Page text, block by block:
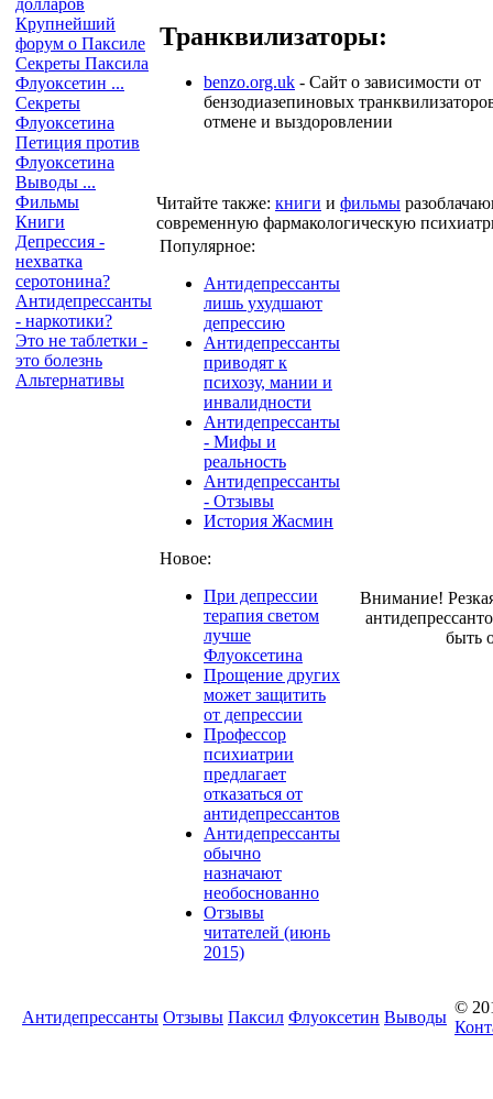
долларов
Крупнейший
форум о Паксиле
Секреты Паксила
Флуоксетин ...
Секреты
Флуоксетина
Петиция против
Флуоксетина
Выводы ...
Фильмы
Книги
Депрессия -
нехватка
серотонина?
Антидепрессанты
- наркотики?
Это не таблетки -
это болезнь
Альтернативы
Транквилизаторы:
benzo.org.uk - Сайт о зависимости от
бензодиазепиновых
отмене и выздоровлении
Читайте также: книги и фильмы
современную фармакологическую
Популярное:
Антидепрессанты
лишь ухудшают
депрессию
Антидепрессанты
приводят к
психозу, мании и
инвалидности
Антидепрессанты
- Мифы и
реальность
Антидепрессанты
- Отзывы
История Жасмин
Новое:
При депрессии
терапия светом
лучше
Флуоксетина
Прощение других
может защитить
от депрессии
Профессор
психиатрии
предлагает
отказаться от
антидепрессантов
Антидепрессанты
обычно
назначают
необоснованно
Отзывы
читателей (июнь
2015)
Внимание!
быть
Антидепрессанты Отзывы Паксил Флуоксетин Выводы
©